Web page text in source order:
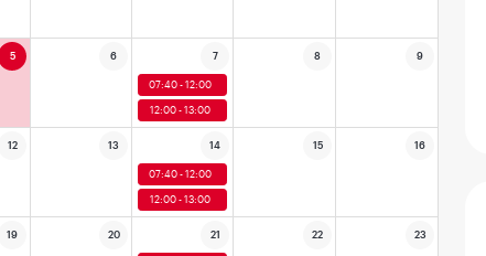
5 6 7 8 9
07:40 - 12:00
12:00 - 13:00
12 13 14 15 16
07:40 - 12:00
12:00 - 13:00
19 20 21 22 23